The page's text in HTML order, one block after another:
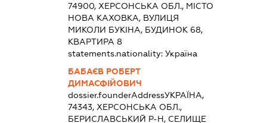
74900, ХЕРСОНСЬКА ОБЛ., МІСТО
НОВА КАХОВКА, ВУЛИЦЯ
МИКОЛИ БУКІНА, БУДИНОК 68,
КВАРТИРА 8
statements.nationality:Україна
БАБАЄВ РОБЕРТ
ДИМАСФІЙОВИЧ
dossier.founderAddressУКРАЇНА,
74343, ХЕРСОНСЬКА ОБЛ.,
БЕРИСЛАВСЬКИЙ Р-Н, СЕЛИЩЕ